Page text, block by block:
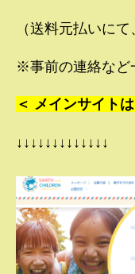
（送料元払いに
※事前の連絡など
＜ メインサイト
↓↓↓↓↓↓↓↓↓↓↓↓↓